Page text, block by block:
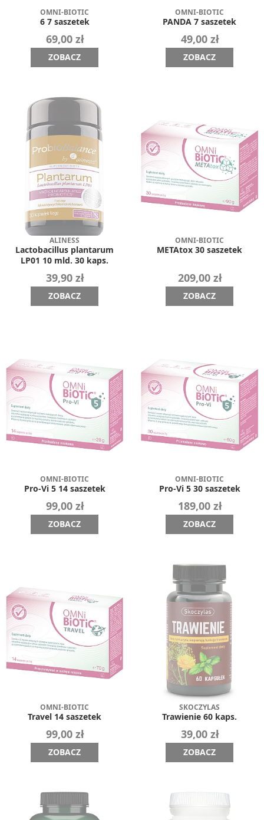
OMNI-BIOTIC
6 7 saszetek
69,00 zł
ZOBACZ
OMNI-BIOTIC
PANDA 7 saszetek
49,00 zł
ZOBACZ
ALINESS
Lactobacillus plantarum
LP01 10 mld. 30 kaps.
39,90 zł
ZOBACZ
OMNI-BIOTIC
METAtox 30 saszetek
209,00 zł
ZOBACZ
OMNI-BIOTIC
Pro-Vi 5 14 saszetek
99,00 zł
ZOBACZ
OMNI-BIOTIC
Pro-Vi 5 30 saszetek
189,00 zł
ZOBACZ
OMNI-BIOTIC
Travel 14 saszetek
99,00 zł
ZOBACZ
SKOCZYLAS
Trawienie 60 kaps.
39,00 zł
ZOBACZ